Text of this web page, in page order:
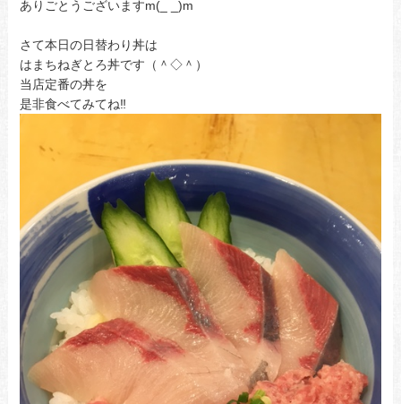
ありごとうございますm(_ _)m
さて本日の日替わり丼は
はまちねぎとろ丼です（＾◇＾）
当店定番の丼を
是非食べてみてね‼